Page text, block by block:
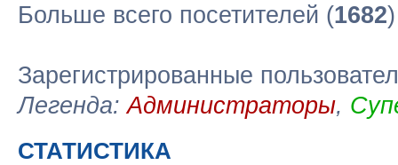
Больше всего посетителей (1682
Зарегистрированные
Легенда:Администраторы,
СТАТИСТИКА